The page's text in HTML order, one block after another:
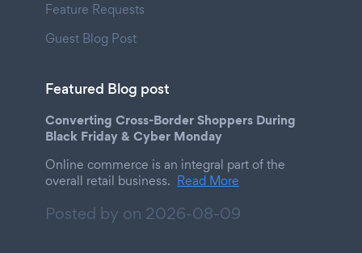
Feature Requests
Guest Blog Post
Featured Blog post
Converting Cross-Border Shoppers During
Black Friday & Cyber Monday
Online commerce is an integral part of the
overall retail business. Read More
Posted by on 2026-08-09